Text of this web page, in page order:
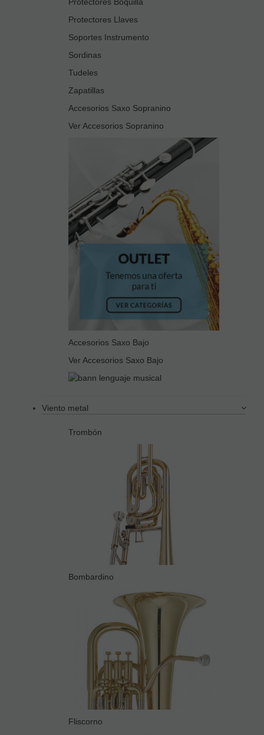
Protectores Llaves
Soportes Instrumento
Sordinas
Tudeles
Zapatillas
Accesorios Saxo Sopranino
Ver Accesorios Sopranino
Accesorios Saxo Bajo
Ver Accesorios Saxo Bajo
Viento metal
Trombón
Bombardino
Fliscorno